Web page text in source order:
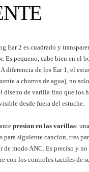
Ear 2 es cuadrado y
Es pequeno, cabe bien en el
diferencia de los Ear 1, el
a chorros de agua), no
diseno de varilla fino que los
desde fuera del estuche.
presion en las varillas:
para siguiente cancion, tres
de modo ANC. Es preciso y no
con los controles tactiles de